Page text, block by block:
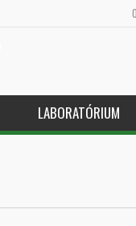
LABORATÓRIUM